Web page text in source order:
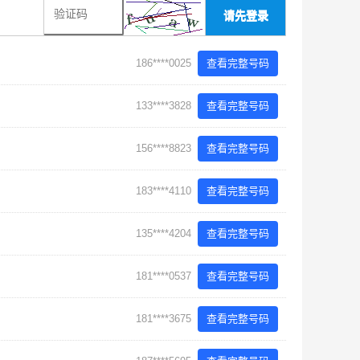
请先登录
186****0025 查看完整号码
133****3828 查看完整号码
156****8823 查看完整号码
183****4110 查看完整号码
135****4204 查看完整号码
181****0537 查看完整号码
181****3675 查看完整号码